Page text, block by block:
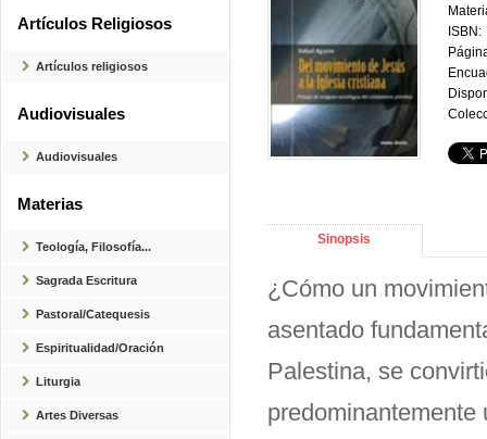
Artículos Religiosos
Artículos religiosos
Audiovisuales
Audiovisuales
Materias
Teología, Filosofía...
Sagrada Escritura
Pastoral/Catequesis
Espiritualidad/Oración
Liturgia
Artes Diversas
ISBN:
Sinopsis
¿Cómo un
asentado
Palestina, se